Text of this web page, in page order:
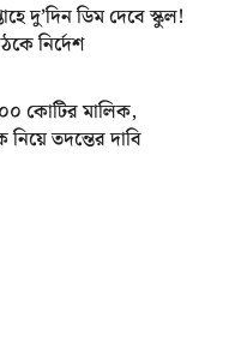
দু’দিন ডিম দেবে স্কুল!
নির্দেশ
কোটির মালিক,
তদন্তের দাবি